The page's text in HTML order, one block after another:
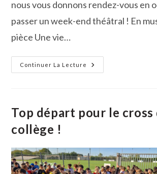
nous vous donnons rendez-vous en
passer un week-end théâtral ! En
pièce Une vie…
Continuer La Lecture
Week-
End
Top départ pour le cross
collège !